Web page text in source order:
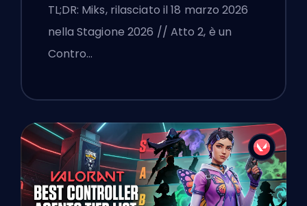
TL;DR: Miks, rilasciato il 18 marzo 2026
nella Stagione 2026 // Atto 2, è un
Contro…